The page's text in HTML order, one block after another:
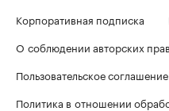
Корпоративная подписка
О соблюдении авторских прав
Пользовательское соглашение
Политика в отношении